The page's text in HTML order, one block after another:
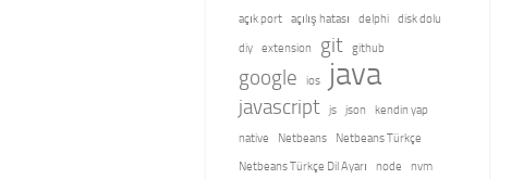
açık port
açılış hatası delphi disk dolu
diy extension git github
google ios java
javascript js json
kendin yap
native
Netbeans
Netbeans Türkçe
Netbeans Türkçe Dil Ayarı
node nvm